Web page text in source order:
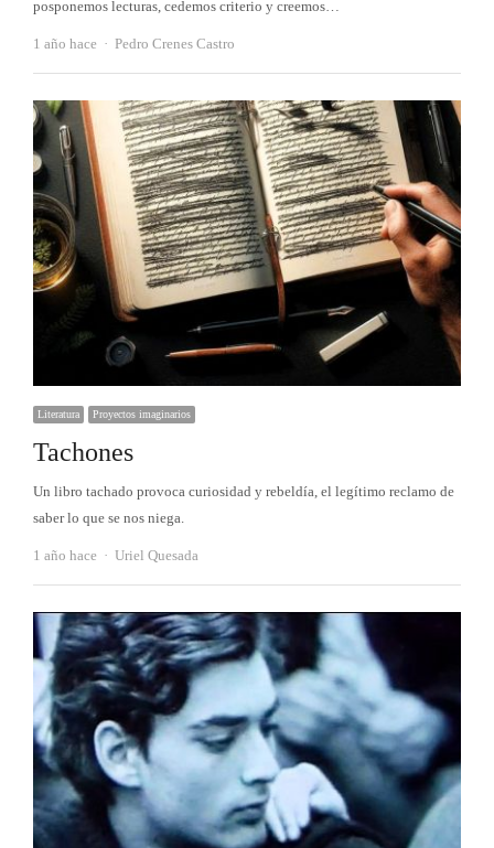
posponemos lecturas, cedemos criterio y creemos…
1 año hace Autor
Pedro Crenes Castro
Literatura Proyectos imaginarios
Tachones
Un libro tachado provoca curiosidad y rebeldía, el legítimo reclamo de
saber lo que se nos niega.
1 año hace Autor
Uriel Quesada